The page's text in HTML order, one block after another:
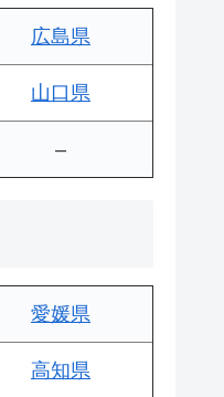
広島県
山口県
–
愛媛県
高知県